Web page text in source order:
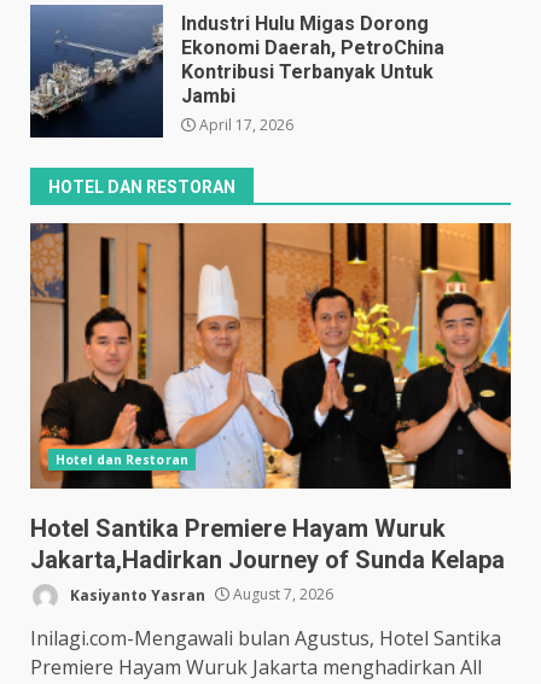
Industri Hulu Migas Dorong
Ekonomi Daerah, PetroChina
Kontribusi Terbanyak Untuk
Jambi
April 17, 2026
HOTEL DAN RESTORAN
Hotel dan Restoran
Hotel Santika Premiere Hayam Wuruk
Jakarta,Hadirkan Journey of Sunda Kelapa
Kasiyanto Yasran August 7, 2026
Inilagi.com-Mengawali bulan Agustus, Hotel Santika
Premiere Hayam Wuruk Jakarta menghadirkan All